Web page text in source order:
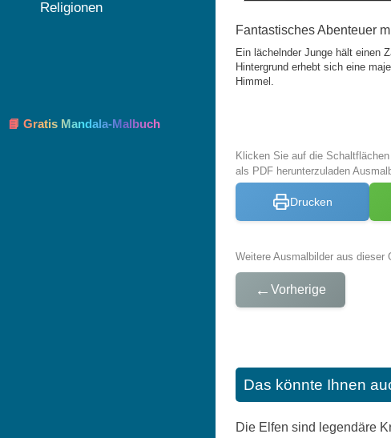
Fantastisches Abenteuer
Ein lächelnder Junge hält einen
Hintergrund erhebt sich eine
Himmel.
Klicken Sie auf die
als PDF herunterzuladen
Drucken
Weitere Ausmalbilder aus dieser
← Vorherige
Das könnte Ihnen
Die Elfen sind legendäre
Religionen
📘 Gratis Mandala-Malbuch